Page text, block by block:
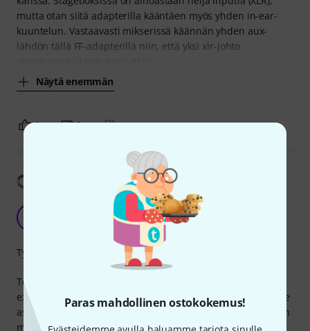
Paras mahdollinen ostokokemus!
mutta otan siitä adapterilla kääntäen myös yhden in-ear-
kuuntelun. Vastaavasti mikserissä käännän yhden aux-
lähdön tällä FF-adapterilla niin, että yksi xlr-johto
Näytä enemmän
0 0 RAPORTOI ONGELMASTA
SillyGirdle 08.04.2020
To be clear. This is NOT the same quality as other more
expensive patches and adaptors. But I bought them to have
as a backup to get me out of problems and be able to finish
my gig. And the do exactly that.
Työnjälki